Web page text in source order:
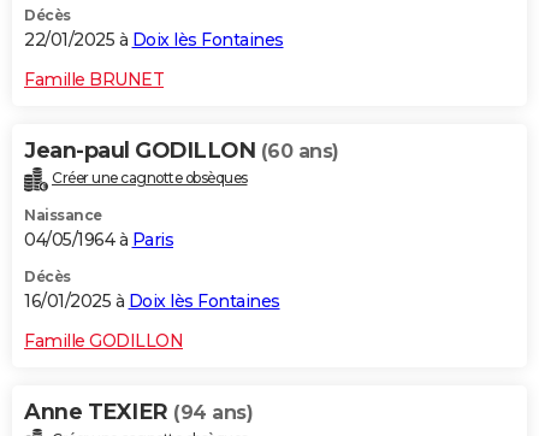
Décès
22/01/2025 à Doix lès Fontaines
Famille BRUNET
Jean-paul GODILLON (60 ans)
Créer une cagnotte obsèques
Naissance
04/05/1964 à Paris
Décès
16/01/2025 à Doix lès Fontaines
Famille GODILLON
Anne TEXIER (94 ans)